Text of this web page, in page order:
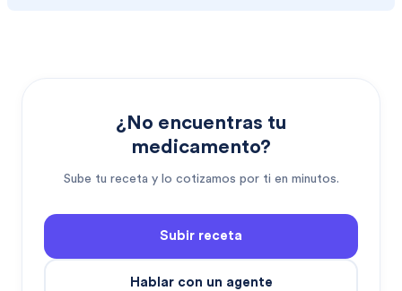
¿No encuentras tu
medicamento?
Sube tu receta y lo cotizamos por ti en minutos.
Subir receta
Hablar con un agente